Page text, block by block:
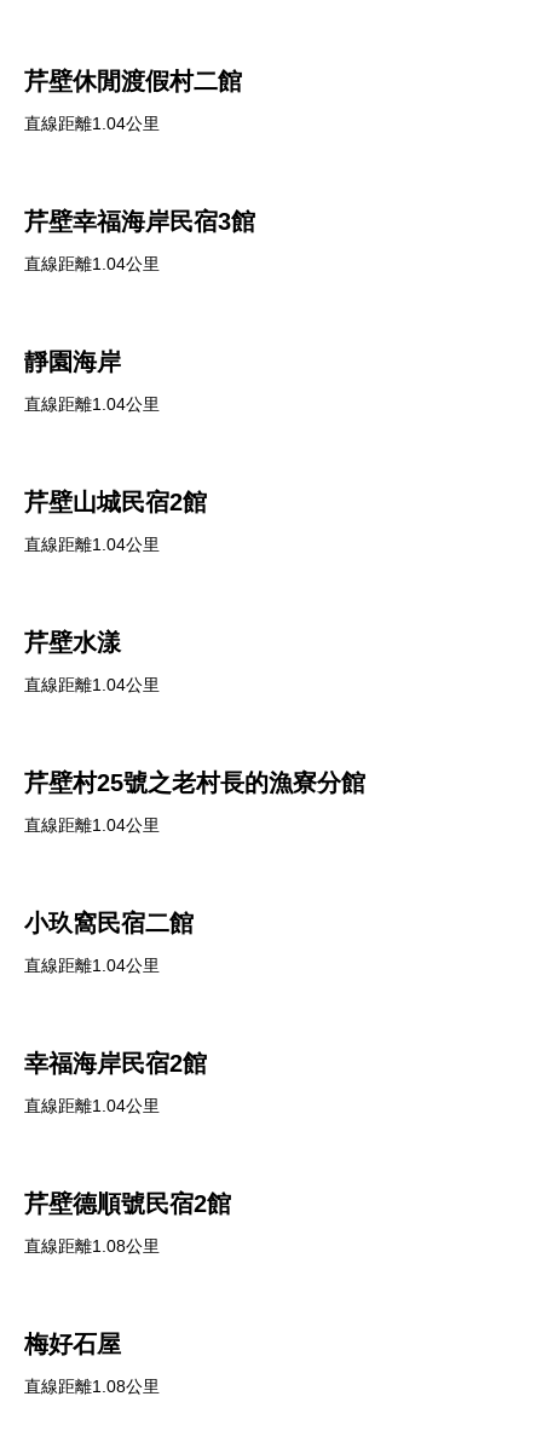
芹壁休閒渡假村二館
直線距離1.04公里
芹壁幸福海岸民宿3館
直線距離1.04公里
靜園海岸
直線距離1.04公里
芹壁山城民宿2館
直線距離1.04公里
芹壁水漾
直線距離1.04公里
芹壁村25號之老村長的漁寮分館
直線距離1.04公里
小玖窩民宿二館
直線距離1.04公里
幸福海岸民宿2館
直線距離1.04公里
芹壁德順號民宿2館
直線距離1.08公里
梅好石屋
直線距離1.08公里